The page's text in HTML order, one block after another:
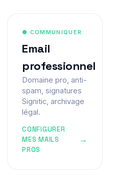
● COMMUNIQUER
Email
professionnel
Domaine pro, anti-
spam, signatures
Signitic, archivage
légal.
CONFIGURER
MES MAILS
PROS